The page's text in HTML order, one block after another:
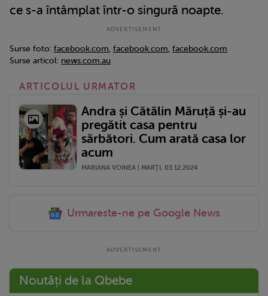
ce s-a întâmplat într-o singură noapte.
Surse foto: facebook.com, facebook.com, facebook.com
Surse articol: news.com.au
ARTICOLUL URMATOR
Andra și Cătălin Măruță și-au
pregătit casa pentru
sărbători. Cum arată casa lor
acum
MARIANA VOINEA | MARŢI, 03.12.2024
Urmareste-ne pe Google News
Noutăți de la Qbebe